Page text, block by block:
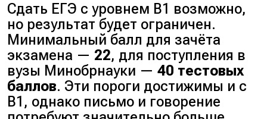
Сдать ЕГЭ с уровнем B1 возможно,
но результат будет ограничен.
Минимальный балл для зачёта
экзамена — 22, для поступления в
вузы Минобрнауки —40 тестовых
баллов. Эти пороги достижимы и с
B1, однако письмо и говорение